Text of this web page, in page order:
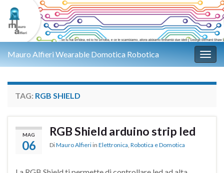
Mauro Alfieri Wearable Domotica Robotica
TAG: RGB SHIELD
MAG
06
RGB Shield arduino strip led
DiMauro Alfieri in Elettronica, Robotica e Domotica